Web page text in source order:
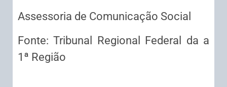
Assessoria de Comunicação Social
Fonte: Tribunal Regional Federal da a
1ª Região